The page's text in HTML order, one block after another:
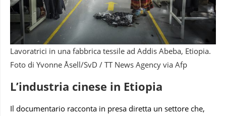
Lavoratrici in una fabbrica tessile ad Addis Abeba, Etiopia.
Foto di Yvonne Åsell/SvD / TT News Agency via Afp
L’industria cinese in Etiopia
Il documentario racconta in presa diretta un settore che,